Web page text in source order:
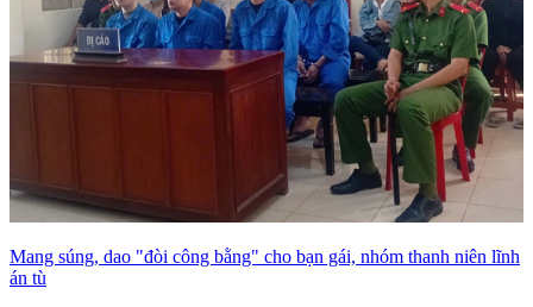
Mang súng, dao "đòi công bằng" cho bạn gái, nhóm thanh niên lĩnh
án tù